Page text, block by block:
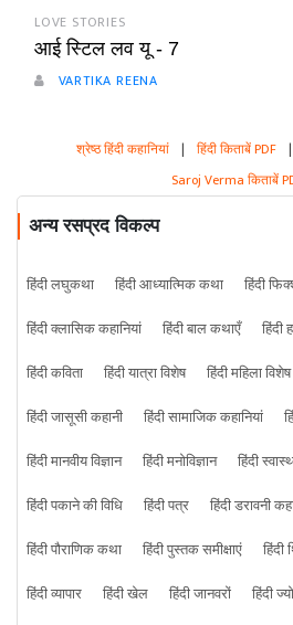
LOVE STORIES
आई स्टिल लव यू - 7
VARTIKA REENA
श्रेष्ठ हिंदी कहानियां | हिंदी किताबें PDF |
Saroj Verma किताबें
अन्य रसप्रद विकल्प
हिंदी लघुकथा हिंदी आध्यात्मिक कथा हिंदी
हिंदी क्लासिक कहानियां
हिंदी बाल कथाएँ हिंदी
हिंदी कविता
हिंदी यात्रा विशेष हिंदी महिला विशेष
हिंदी जासूसी कहानी
हिंदी सामाजिक कहानियां
हिंदी मानवीय विज्ञान
हिंदी मनोविज्ञान हिंदी
हिंदी पकाने की विधि
हिंदी पत्र हिंदी डरावनी
हिंदी पौराणिक कथा
हिंदी पुस्तक समीक्षाएं
हिंदी व्यापार
हिंदी खेल हिंदी जानवरों हिंदी